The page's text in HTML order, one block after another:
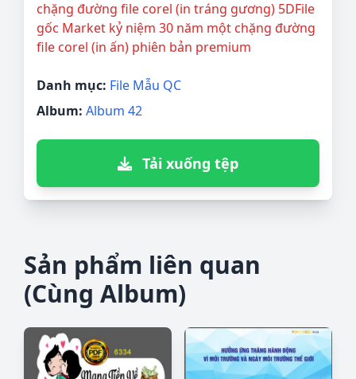
chặng đường file corel (in tráng gương) 5DFile
gốc Market kỷ niệm 30 năm một chặng đường
file corel (in ấn) phiên bản premium
Danh mục: File Mẫu QC
Album: Album 42
Tải xuống tệp
Sản phẩm liên quan
(Cùng Album)